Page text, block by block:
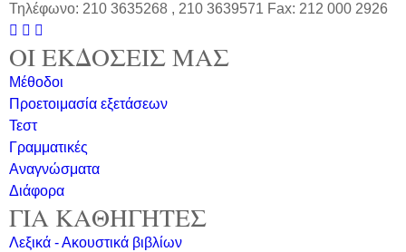
Τηλέφωνο: 210 3635268 , 210 3639571 Fax: 212 000 2926
  
ΟΙ ΕΚΔΟΣΕΙΣ ΜΑΣ
Μέθοδοι
Προετοιμασία εξετάσεων
Τεστ
Γραμματικές
Αναγνώσματα
Διάφορα
ΓΙΑ ΚΑΘΗΓΗΤΕΣ
Λεξικά - Ακουστικά βιβλίων